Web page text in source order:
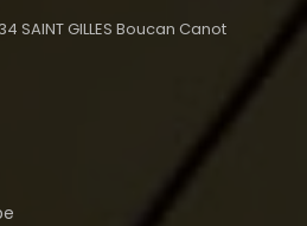
SAINT GILLES Boucan Canot